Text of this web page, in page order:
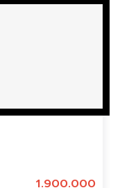
1.900.000